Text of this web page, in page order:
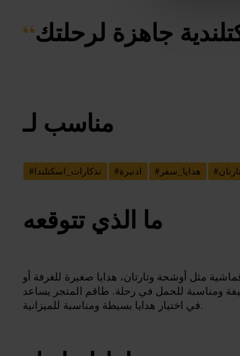
“جاهزة لرحلتك
مناسب لـ
#تذكارات_اسكتلندا #ادنبرة # هدايا_سفر #تارتان
ما الذي تتوقعه
مثل أوشحة وتارتان، هدايا صغيرة للغرفة أو
ومناسبة للحمل في رحلة. طاقم المتجر يساعد
في اختيار هدايا بسيطة ومناسبة للميزانية.